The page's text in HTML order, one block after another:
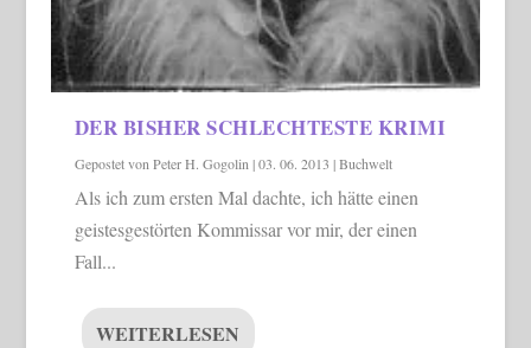
DER BISHER SCHLECHTESTE KRIMI
Gepostet von Peter H. Gogolin |03. 06. 2013 |Buchwelt
Als ich zum ersten Mal dachte, ich hätte einen
geistesgestörten Kommissar vor mir, der einen
Fall...
WEITERLESEN